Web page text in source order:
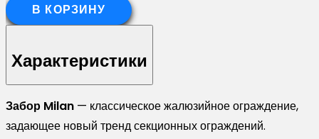
Стойка
жалюзи
0,45
Drap
RR
32
В КОРЗИНУ
Характеристики
Забор Milan — классическое жалюзийное ограждение,
задающее новый тренд секционных ограждений.